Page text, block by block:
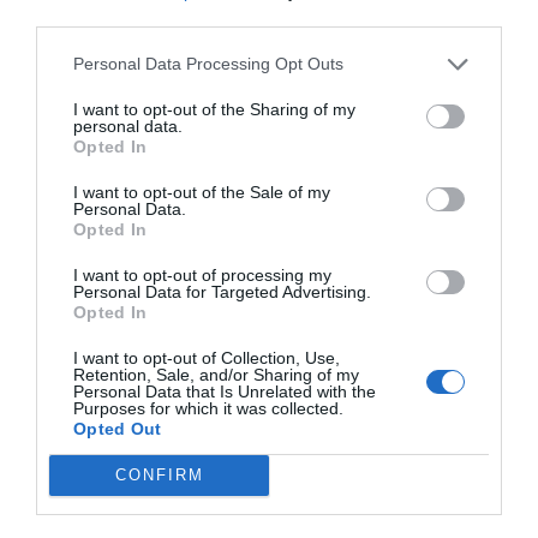
Personal Data Processing Opt Outs
I want to opt-out of the Sharing of my
personal data.
Opted In
I want to opt-out of the Sale of my
Personal Data.
Opted In
I want to opt-out of processing my
Personal Data for Targeted Advertising.
Opted In
I want to opt-out of Collection, Use,
Retention, Sale, and/or Sharing of my
Personal Data that Is Unrelated with the
Purposes for which it was collected.
Opted Out
CONFIRM
Con la ampliación del Prat
se busca que Catalunya sea
la puerta de entrada al sur
de Europa
Además, también se busca la mejora de
relaciones comerciales y logísticas para conseguir
que Catalunya sea la puerta de entrada al sur de
Europa. Tampoco se debe olvidar la
conseguir que desde los respectivos aeropuertos
de Girona y Reus se pueda estar conectado en
tan solo 40 minutos con la alta velocidad a
Barcelona, ya sea a Sants o a la Sagrera”, añade
Moreno. “Queremos que gente de Lyon, Bilbao,